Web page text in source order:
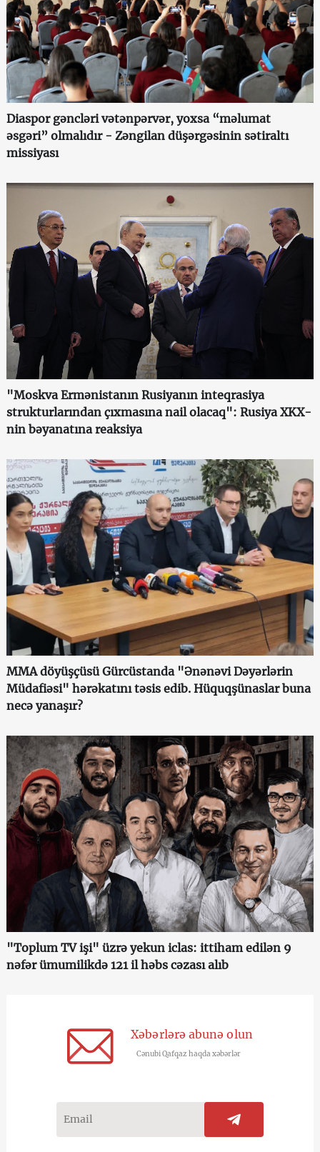
Diaspor gəncləri vətənpərvər, yoxsa “məlumat
əsgəri” olmalıdır - Zəngilan düşərgəsinin sətiraltı
missiyası
"Moskva Ermənistanın Rusiyanın inteqrasiya
strukturlarından çıxmasına nail olacaq": Rusiya XKX-
nin bəyanatına reaksiya
MMA döyüşçüsü Gürcüstanda "Ənənəvi Dəyərlərin
Müdafiəsi" hərəkatını təsis edib. Hüquqşünaslar buna
necə yanaşır?
"Toplum TV işi" üzrə yekun iclas: ittiham edilən 9
nəfər ümumilikdə 121 il həbs cəzası alıb
Xəbərlərə abunə olun
Cənubi Qafqaz haqda xəbərlər